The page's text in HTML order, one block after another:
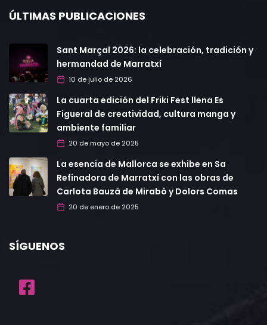
ÚLTIMAS PUBLICACIONES
Sant Marçal 2026: la celebración, tradición y
hermandad de Marratxí
10 de julio de 2026
La cuarta edición del Friki Fest llena Es
Figueral de creatividad, cultura manga y
ambiente familiar
20 de mayo de 2025
La esencia de Mallorca se exhibe en Sa
Refinadora de Marratxí con las obras de
Carlota Bauzá de Mirabó y Dolors Comas
20 de enero de 2025
SÍGUENOS